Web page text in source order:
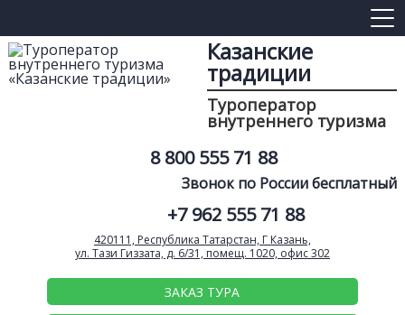
Казанские
традиции
Туроператор
внутреннего туризма
ЗАКАЗ ТУРА
8 800 555 71 88
Звонок по России бесплатный
+7 962 555 71 88
420111, Республика Татарстан, Г Казань,
ул. Тази Гиззата, д. 6/31, помещ. 1020, офис 302